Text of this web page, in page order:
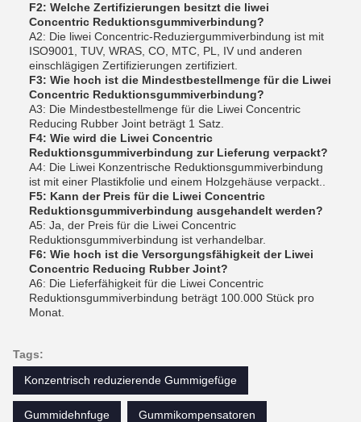
F2: Welche Zertifizierungen besitzt die liwei
Concentric Reduktionsgummiverbindung?
A2: Die liwei Concentric-Reduziergummiverbindung ist mit
ISO9001, TUV, WRAS, CO, MTC, PL, IV und anderen
einschlägigen Zertifizierungen zertifiziert.
F3: Wie hoch ist die Mindestbestellmenge für die Liwei
Concentric Reduktionsgummiverbindung?
A3: Die Mindestbestellmenge für die Liwei Concentric
Reducing Rubber Joint beträgt 1 Satz.
F4: Wie wird die Liwei Concentric
Reduktionsgummiverbindung zur Lieferung verpackt?
A4: Die Liwei Konzentrische Reduktionsgummiverbindung
ist mit einer Plastikfolie und einem Holzgehäuse verpackt..
F5: Kann der Preis für die Liwei Concentric
Reduktionsgummiverbindung ausgehandelt werden?
A5: Ja, der Preis für die Liwei Concentric
Reduktionsgummiverbindung ist verhandelbar.
F6: Wie hoch ist die Versorgungsfähigkeit der Liwei
Concentric Reducing Rubber Joint?
A6: Die Lieferfähigkeit für die Liwei Concentric
Reduktionsgummiverbindung beträgt 100.000 Stück pro
Monat.
Tags:
Konzentrisch reduzierende Gummigefüge
Gummidehnfuge Gummikompensatoren